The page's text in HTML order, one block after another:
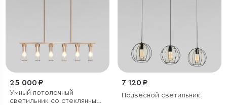
25 000 ₽
Умный потолочный
светильник со стеклянными
7 120 ₽
Подвесной светильник